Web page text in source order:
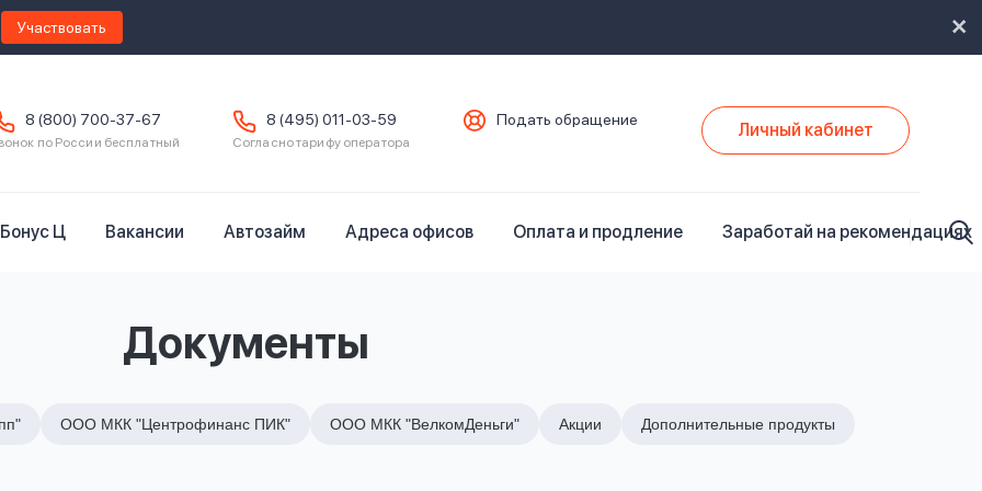
Участвовать
8 (800) 700-37-67
по России бесплатный
8 (495) 011-03-59
Согласно тарифу оператора
Подать обращение Личный кабинет
Бонус Ц Вакансии Автозайм Адреса офисов Оплата и продление Заработай на рекомендациях
Документы
ООО МКК "Центрофинанс ПИК" ООО МКК "ВелкомДеньги" Акции Дополнительные продукты